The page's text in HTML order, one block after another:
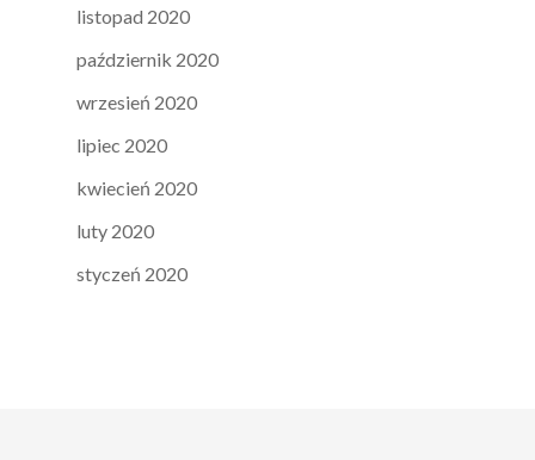
listopad 2020
październik 2020
wrzesień 2020
lipiec 2020
kwiecień 2020
luty 2020
styczeń 2020